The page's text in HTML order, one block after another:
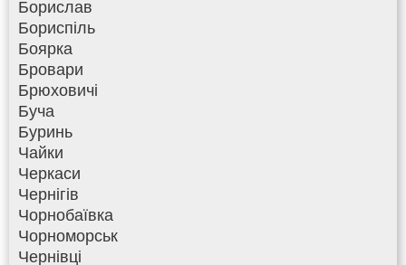
Борислав
Бориспіль
Боярка
Бровари
Брюховичі
Буча
Буринь
Чайки
Черкаси
Чернігів
Чорнобаївка
Чорноморськ
Чернівці